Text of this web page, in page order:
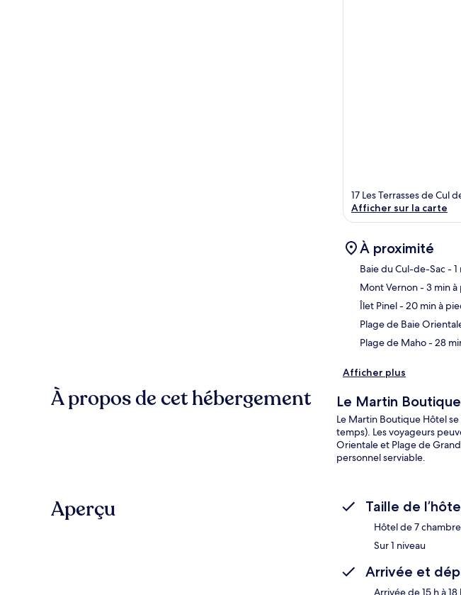
17 Les Terrasses de Cul
Afficher sur la carte
À proximité
Baie du Cul-de-Sac- 1
Mont Vernon- 3 min à
Îlet Pinel- 20 min à
Plage de Baie
Plage de Maho- 28
Afficher plus
À propos de cet hébergement Le Martin
Le Martin Boutique Hôtel
temps). Les voyageurs
Orientale et Plage de
personnel serviable.
Aperçu Taille de
Hôtel de 7
Sur 1 niveau
Arrivée et
Arrivée de 15 h à 18